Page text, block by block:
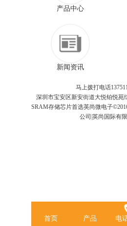
产品中心
新闻资讯
马上拨打电话
深圳市宝安区新安街道大悦铂悦苑
SRAM存储芯片首选英尚微电子
公司|英尚国际有
首页 产品 电